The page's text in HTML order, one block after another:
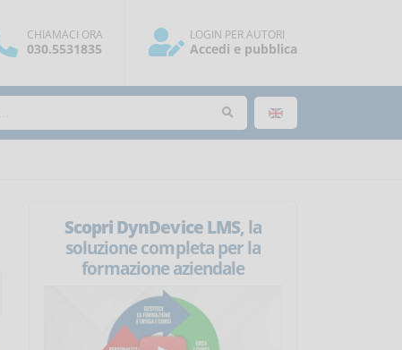
CHIAMACI ORA
030.5531835
LOGIN PER AUTORI
Accedi e pubblica
Scopri DynDevice LMS, la
soluzione completa per la
formazione aziendale